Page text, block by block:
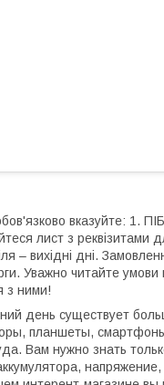
вказуйте: 1.
лист з
– вихідні дні.
Уважно читайте
з ними!
день существует
планшеты,
Вам нужно знать